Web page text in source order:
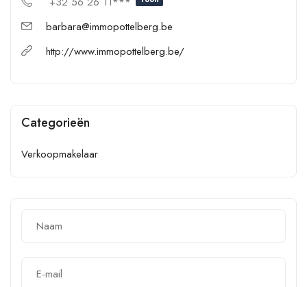
barbara@immopottelberg.be
http://www.immopottelberg.be/
Categorieën
Verkoopmakelaar